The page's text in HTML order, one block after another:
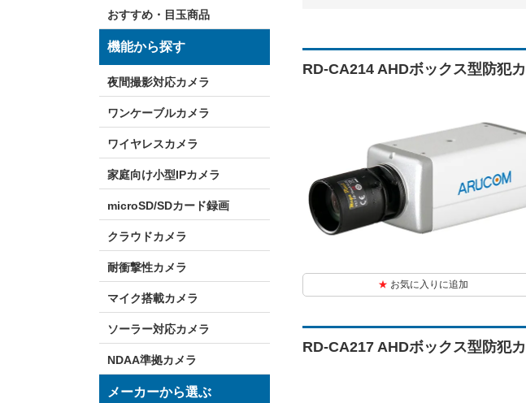
おすすめ・目玉商品
機能から探す
夜間撮影対応カメラ
ワンケーブルカメラ
ワイヤレスカメラ
家庭向け小型IPカメラ
microSD/SDカード録画
クラウドカメラ
耐衝撃性カメラ
マイク搭載カメラ
ソーラー対応カメラ
NDAA準拠カメラ
メーカーから選ぶ
RD-CA214 AHDボックス型防犯
お気に入りに追加
RD-CA217 AHDボックス型防犯